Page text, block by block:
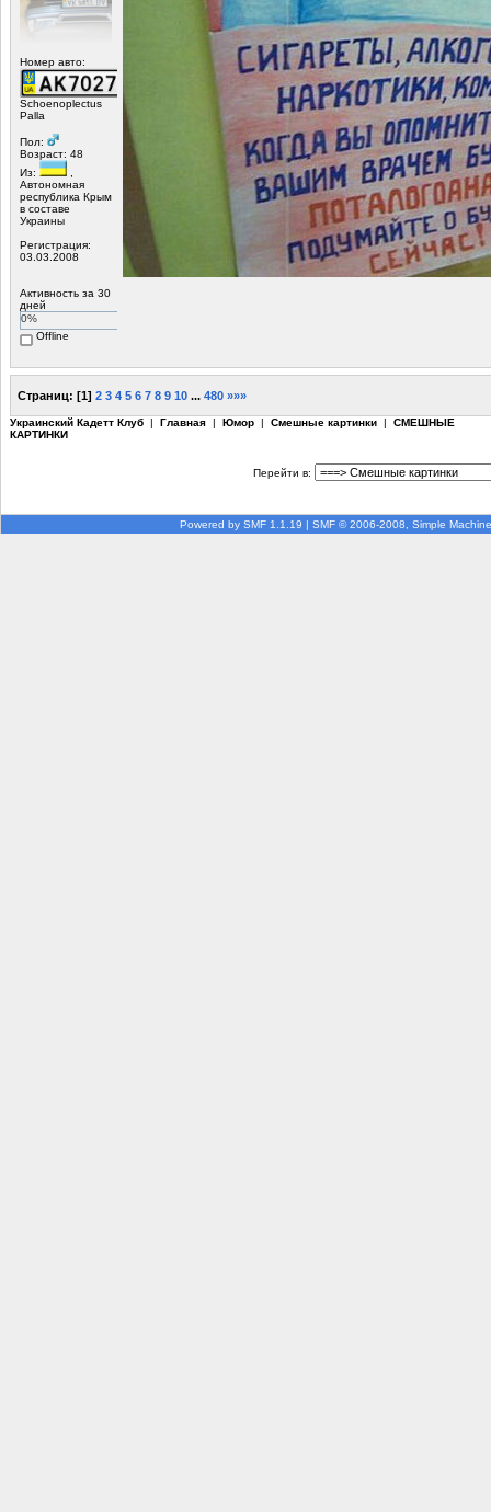
Номер авто:
Schoenoplectus
Palla
Пол:
Возраст: 48
Из:
,
Автономная
республика Крым
в составе
Украины
Регистрация:
03.03.2008
Активность за 30
дней
0%
Offline
Страниц: [1] 2 3 4 5 6 7 8 9 10 ... 480 »»»
Украинский Кадетт Клуб | Главная | Юмор | Смешные картинки | СМЕШНЫЕ
КАРТИНКИ
Перейти в:
Powered by SMF 1.1.19 | SMF © 2006-2008, Simple